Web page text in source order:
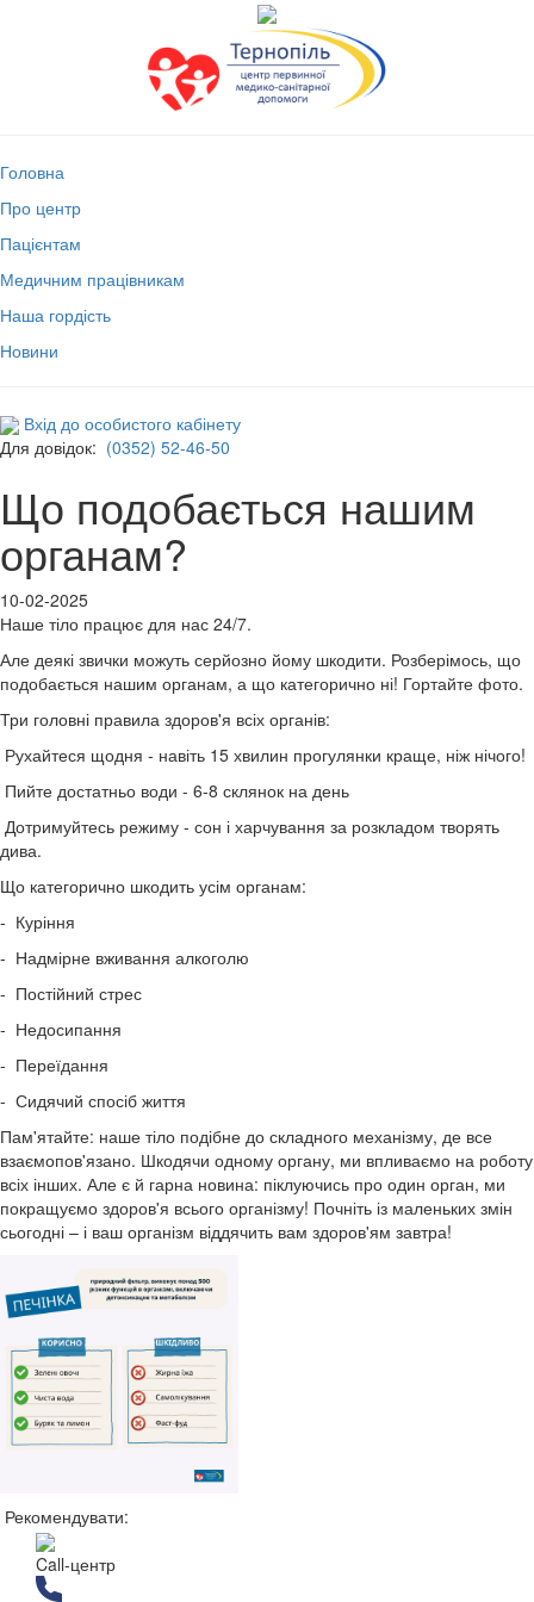
Головна
Про центр
Пацієнтам
Медичним працівникам
Наша гордість
Новини
Вхід до особистого кабінету
Для довідок: (0352) 52-46-50
Що подобається нашим
органам?
10-02-2025
Наше тіло працює для нас 24/7.
Але деякі звички можуть серйозно йому шкодити. Розберімось, що
подобається нашим органам, а що категорично ні! Гортайте фото.
Три головні правила здоров'я всіх органів:
Рухайтеся щодня - навіть 15 хвилин прогулянки краще, ніж нічого!
Пийте достатньо води - 6-8 склянок на день
Дотримуйтесь режиму - сон і харчування за розкладом творять
дива.
Що категорично шкодить усім органам:
- Куріння
- Надмірне вживання алкоголю
- Постійний стрес
- Недосипання
- Переїдання
- Сидячий спосіб життя
Пам'ятайте: наше тіло подібне до складного механізму, де все
взаємопов'язано. Шкодячи одному органу, ми впливаємо на роботу
всіх інших. Але є й гарна новина: піклуючись про один орган, ми
покращуємо здоров'я всього організму! Почніть із маленьких змін
сьогодні – і ваш організм віддячить вам здоров'ям завтра!
Рекомендувати:
Call-центр